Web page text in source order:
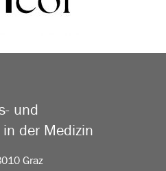
und
der Medizin
Graz